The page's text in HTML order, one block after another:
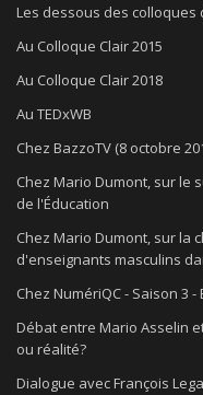
Les dessous des colloques
Au Colloque Clair 2015
Au Colloque Clair 2018
Au TEDxWB
Chez BazzoTV (8 octobre
Chez Mario Dumont, sur le
de l'Éducation
Chez Mario Dumont, sur la
d'enseignants masculins
Chez NumériQC - Saison 3
Débat entre Mario Asselin
ou réalité?
Dialogue avec François